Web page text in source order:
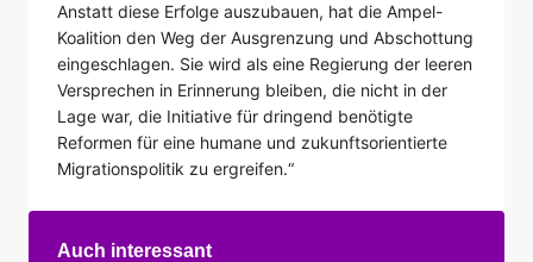
Anstatt diese Erfolge auszubauen, hat die Ampel-
Koalition den Weg der Ausgrenzung und Abschottung
eingeschlagen. Sie wird als eine Regierung der leeren
Versprechen in Erinnerung bleiben, die nicht in der
Lage war, die Initiative für dringend benötigte
Reformen für eine humane und zukunftsorientierte
Migrationspolitik zu ergreifen.“
Auch interessant